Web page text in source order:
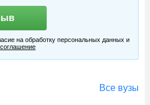
на обработку персональных данных и
Все вузы